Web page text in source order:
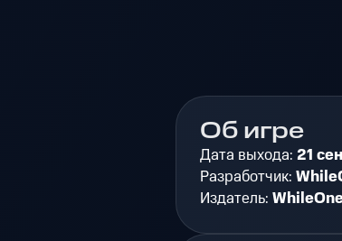
Об игре
Дата выхода: 21
Разработчик:
Издатель: